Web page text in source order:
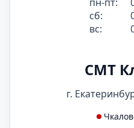
сб:
вс:
СМТ
г.